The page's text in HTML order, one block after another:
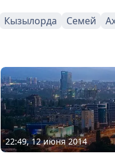
Кызылорда Семей
22:49, 12 июня 2014